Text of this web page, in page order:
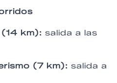
km): salida a las
(7 km): salida a